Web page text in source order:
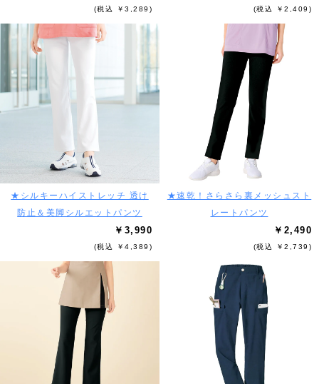
(税込 ￥3,289) (税込 ￥2,409)
★シルキーハイストレッチ 透け
防止＆美脚シルエットパンツ
￥3,990
(税込 ￥4,389)
★速乾！さらさら裏メッシュスト
レートパンツ
￥2,490
(税込 ￥2,739)